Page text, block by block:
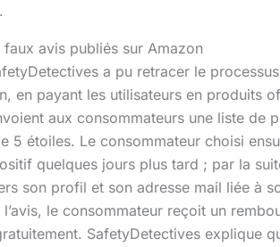
avis publiés sur Amazon
a pu retracer le processus
en payant les utilisateurs en produits
aux consommateurs une liste de
5 étoiles. Le consommateur choisi
quelques jours plus tard ; par la
son profil et son adresse mail liée à
le consommateur reçoit un
SafetyDetectives explique